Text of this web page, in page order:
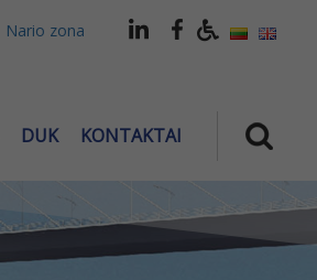
Nario zona
DUK KONTAKTAI